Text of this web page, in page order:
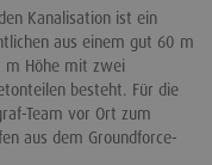
Kanalisation ist ein
aus einem gut 60 m
m Höhe mit zwei
besteht. Für die
Team vor Ort zum
aus dem Groundforce-